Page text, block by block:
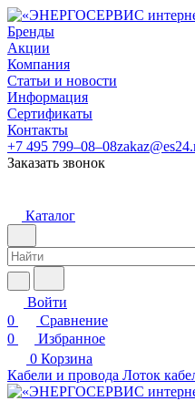
Бренды
Акции
Компания
Статьи и новости
Информация
Сертификаты
Контакты
+7 495 799–08–08
Заказать звонок
Каталог
Войти
0
Сравнение
0
Избранное
0 Корзина
Кабели и провода Лоток